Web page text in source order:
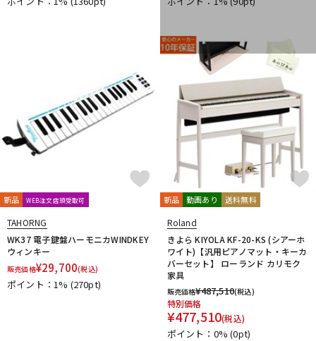
新品 WEB注文店頭受取可
TAHORNG
WK37 電子鍵盤ハーモニカWINDKEY
ウィンキー
販売価格¥29,700(税込)
ポイント：1% (270pt)
新品 動画あり 送料無料
Roland
きよら KIYOLA KF-20-KS (シアーホ
ワイト)【汎用ピアノマット・キーカ
バーセット】 ローランド カリモク
家具
販売価格¥487,510(税込)
特別価格
¥477,510(税込)
ポイント：0%(0pt)